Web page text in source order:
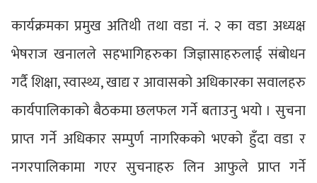
कार्यक्रमका प्रमुख अतिथी तथा वडा नं. २ का वडा अध्यक्ष
भेषराज खनालले सहभागिहरुका जिज्ञासाहरुलाई संबोधन
गर्दै शिक्षा, स्वास्थ्य, खाद्य र आवासको अधिकारका सवालहरु
कार्यपालिकाको बैठकमा छलफल गर्ने बताउनु भयो । सुचना
प्राप्त गर्ने अधिकार सम्पुर्ण नागरिकको भएको हुँदा वडा र
नगरपालिकामा गएर सुचनाहरु लिन आफुले प्राप्त गर्ने